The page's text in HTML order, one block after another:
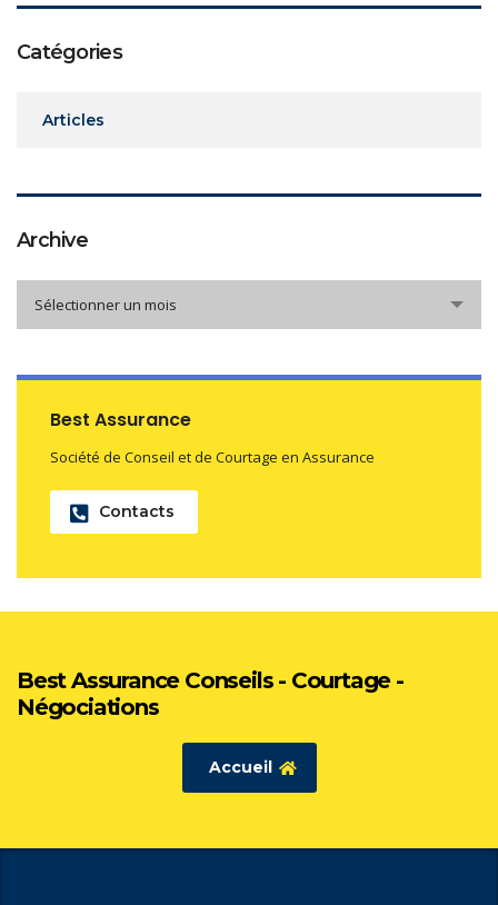
Catégories
Articles
Archive
Sélectionner un mois
Best Assurance
Société de Conseil et de Courtage en Assurance
Contacts
Best Assurance Conseils - Courtage -
Négociations
Accueil